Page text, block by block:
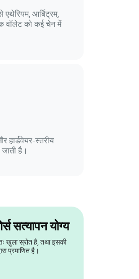
आर्बिट्रम,
वॉलेट को कई चेन में
हार्डवेयर-स्तरीय
जाती है।
सत्यापन योग्य
खुला स्रोत है, तथा इसकी
प्रमाणित है।